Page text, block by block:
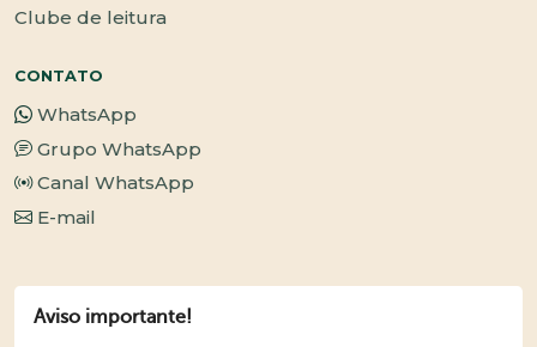
Clube de leitura
CONTATO
WhatsApp
Grupo WhatsApp
Canal WhatsApp
E-mail
Aviso importante!